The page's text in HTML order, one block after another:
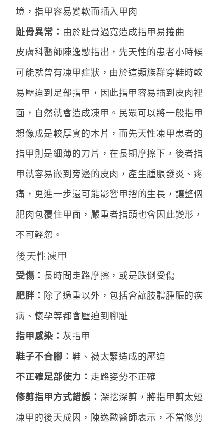
境，指甲容易變軟而插入甲肉
趾骨異常： 由於趾骨過寬造成指甲易捲曲
皮膚科醫師陳逸懃指出，先天性的患者小時候
可能就曾有凍甲症狀，由於這類族群穿鞋時較
易壓迫到足部指甲，因此指甲容易插到皮肉裡
面，自然就會造成凍甲。民眾可以將一般指甲
想像成是較厚實的木片，而先天性凍甲患者的
指甲則是細薄的刀片，在長期摩擦下，後者指
甲就容易嵌到旁邊的皮肉，產生腫脹發炎、疼
痛，更進一步還可能影響甲摺的生長，讓整個
肥肉包覆住甲面，嚴重者指頭也會因此變形，
不可輕忽。
後天性凍甲
受傷： 長時間走路摩擦，或是跌倒受傷
肥胖： 除了過重以外，包括會讓肢體腫脹的疾
病、懷孕等都會壓迫到腳趾
指甲感染： 灰指甲
鞋子不合腳：鞋、襪太緊造成的壓迫
不正確足部使力： 走路姿勢不正確
修剪指甲方式錯誤：深挖深剪，將指甲剪太短
凍甲的後天成因，陳逸懃醫師表示，不當修剪